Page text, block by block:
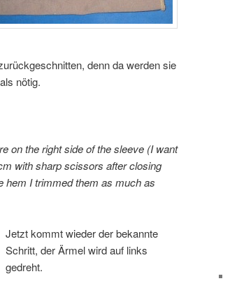
denn da werden sie
nötig.
on the right side of the sleeve (I want
with sharp scissors after closing
hem I trimmed them as much as
Jetzt kommt wieder der bekannte
Schritt, der Ärmel wird auf links
gedreht.